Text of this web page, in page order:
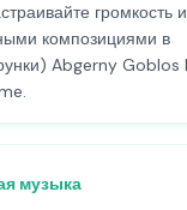
громкость
композициями в
Abgerny Goblos
музыка